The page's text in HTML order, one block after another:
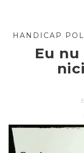
HANDICAP
Eu